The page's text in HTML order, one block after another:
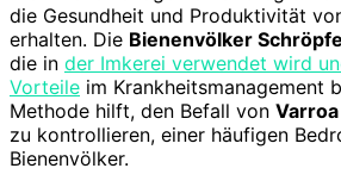
die Gesundheit und Produktivität
erhalten. Die Bienenvölker
die in der Imkerei verwendet wird
Vorteile im Krankheitsmanagement
Methode hilft, den Befall von
zu kontrollieren, einer häufigen
Bienenvölker.